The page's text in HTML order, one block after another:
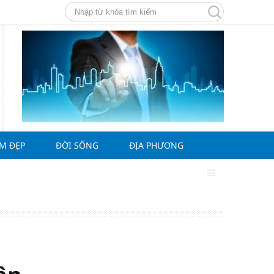
ĐẸP ĐỜI SỐNG ĐỊA PHƯƠNG